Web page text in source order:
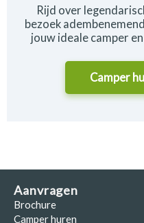
Rijd over
bezoek
jouw ideale camper
Camper
Aanvragen
Brochure
Camper huren